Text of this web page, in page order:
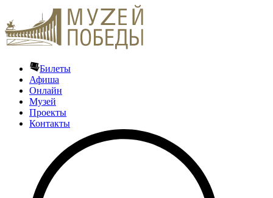
Билеты
Афиша
Онлайн
Музей
Проекты
Контакты